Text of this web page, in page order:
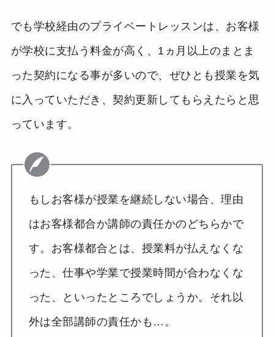
でも学校経由のプライベートレッスンは、お客様
が学校に支払う料金が高く、1ヵ月以上のまとま
った契約になる事が多いので、ぜひとも授業を気
に入っていただき、契約更新してもらえたらと思
っています。
もしお客様が授業を継続しない場合、理由
はお客様都合か講師の責任かのどちらかで
す。お客様都合とは、授業料が払えなくな
った、仕事や学業で授業時間が合わなくな
った、といったところでしょうか。それ以
外は全部講師の責任かも…。